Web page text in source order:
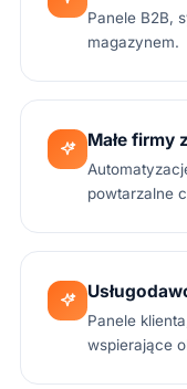
Panele B2B,
magazynem.
Małe firmy
powtarzalne
Panele
wspierające